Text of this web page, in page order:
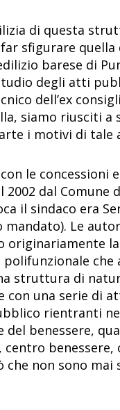
di questa
sfigurare quella
barese di
degli atti
dell’ex
siamo riusciti a
i motivi di tale
le concessioni
2002 dal Comune
il sindaco era
mandato). Le
originariamente
che
struttura di
con una serie di
rientranti
del benessere,
benessere,
non sono mai